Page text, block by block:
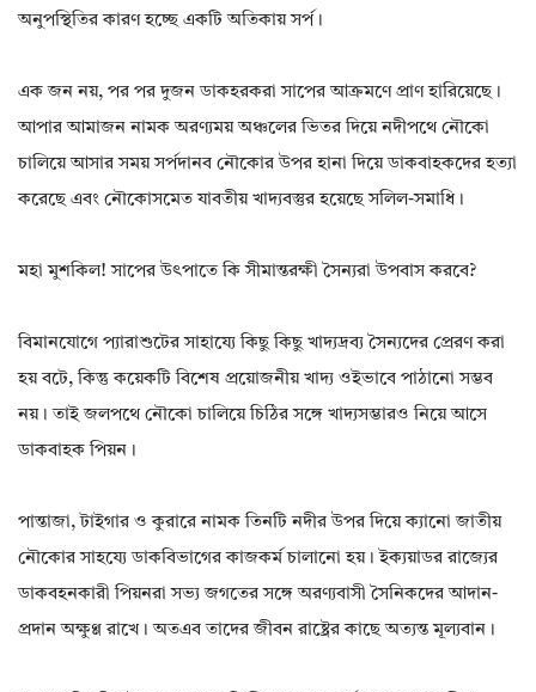
অনুপস্থিতির কারণ হচ্ছে একটি অতিকায় সর্প।
এক জন নয়, পর পর দুজন ডাকহরকরা সাপের আক্রমণে প্রাণ হারিয়েছে।
আপার আমাজন নামক অরণ্যময় অঞ্চলের ভিতর দিয়ে নদীপথে নৌকো
চালিয়ে আসার সময় সর্পদানব নৌকোর উপর হানা দিয়ে ডাকবাহকদের হত্যা
করেছে এবং নৌকোসমেত যাবতীয় খাদ্যবস্তুর হয়েছে সলিল-সমাধি।
মহা মুশকিল! সাপের উৎপাতে কি সীমান্তরক্ষী সৈন্যরা উপবাস করবে?
বিমানযোগে প্যারাশুটের সাহায্যে কিছু কিছু খাদ্যদ্রব্য সৈন্যদের প্রেরণ করা
হয় বটে, কিন্তু কয়েকটি বিশেষ প্রয়োজনীয় খাদ্য ওইভাবে পাঠানো সম্ভব
নয়। তাই জলপথে নৌকো চালিয়ে চিঠির সঙ্গে খাদ্যসম্ভারও নিয়ে আসে
ডাকবাহক পিয়ন।
পান্তাজা, টাইগার ও কুরারে নামক তিনটি নদীর উপর দিয়ে ক্যানো জাতীয়
নৌকোর সাহয্যে ডাকবিভাগের কাজকর্ম চালানো হয়। ইক্যয়াডর রাজ্যের
ডাকবহনকারী পিয়নরা সভ্য জগতের সঙ্গে অরণ্যবাসী সৈনিকদের আদান-
প্রদান অক্ষুণ্ণ রাখে। অতএব তাদের জীবন রাষ্ট্রের কাছে অত্যন্ত মূল্যবান।